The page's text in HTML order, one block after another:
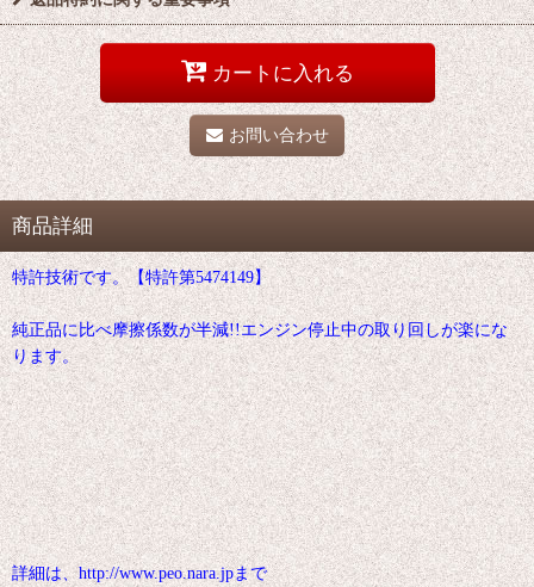
カートに入れる
お問い合わせ
商品詳細
特許技術です。【特許第5474149】
純正品に比べ摩擦係数が半減!!エンジン停止中の取り回しが楽にな
ります。
詳細は、http://www.peo.nara.jpまで